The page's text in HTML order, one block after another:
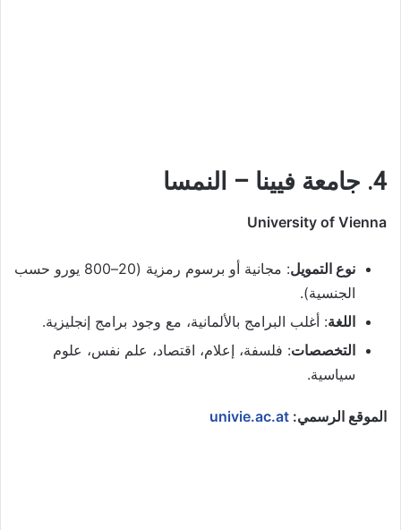
4. جامعة فيينا – النمسا
University of Vienna
نوع التمويل
: مجانية أو برسوم رمزية (20–800 يورو حسب
الجنسية).
اللغة: أغلب البرامج بالألمانية، مع وجود برامج إنجليزية.
التخصصات: فلسفة، إعلام، اقتصاد، علم نفس، علوم
سياسية.
الموقع الرسمي: univie.ac.at